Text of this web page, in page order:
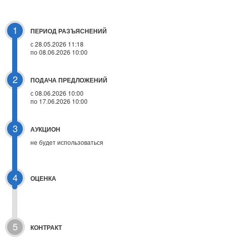
1 ПЕРИОД РАЗЪЯСНЕНИЙ
с 28.05.2026 11:18
по 08.06.2026 10:00
2 ПОДАЧА ПРЕДЛОЖЕНИЙ
с 08.06.2026 10:00
по 17.06.2026 10:00
3 АУКЦИОН
не будет использоваться
4 ОЦЕНКА
5 КОНТРАКТ